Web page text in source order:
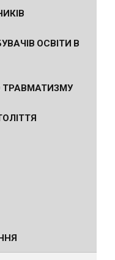
ОСВІТИ В
ТРАВМАТИЗМУ